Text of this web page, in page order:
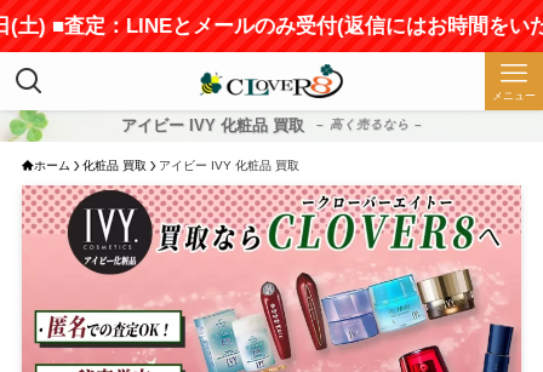
：LINEとメールのみ受付(返信にはお時間をいただきま
メニュー
アイビー IVY 化粧品 買取 – 高く売るなら –
ホーム 化粧品 買取 アイビー IVY 化粧品 買取